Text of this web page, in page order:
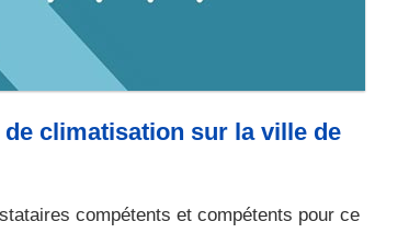
climatisation sur la ville de
compétents et compétents pour ce